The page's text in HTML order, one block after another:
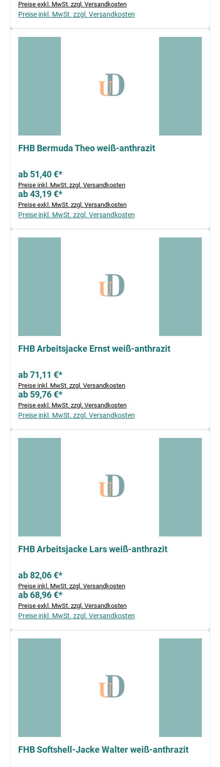
Preise exkl. MwSt. zzgl. Versandkosten
Preise inkl. MwSt. zzgl. Versandkosten
FHB Bermuda Theo weiß-anthrazit
ab 51,40 €*
Preise inkl. MwSt. zzgl. Versandkosten
ab 43,19 €*
Preise exkl. MwSt. zzgl. Versandkosten
Preise inkl. MwSt. zzgl. Versandkosten
FHB Arbeitsjacke Ernst weiß-anthrazit
ab 71,11 €*
Preise inkl. MwSt. zzgl. Versandkosten
ab 59,76 €*
Preise exkl. MwSt. zzgl. Versandkosten
Preise inkl. MwSt. zzgl. Versandkosten
FHB Arbeitsjacke Lars weiß-anthrazit
ab 82,06 €*
Preise inkl. MwSt. zzgl. Versandkosten
ab 68,96 €*
Preise exkl. MwSt. zzgl. Versandkosten
Preise inkl. MwSt. zzgl. Versandkosten
FHB Softshell-Jacke Walter weiß-anthrazit